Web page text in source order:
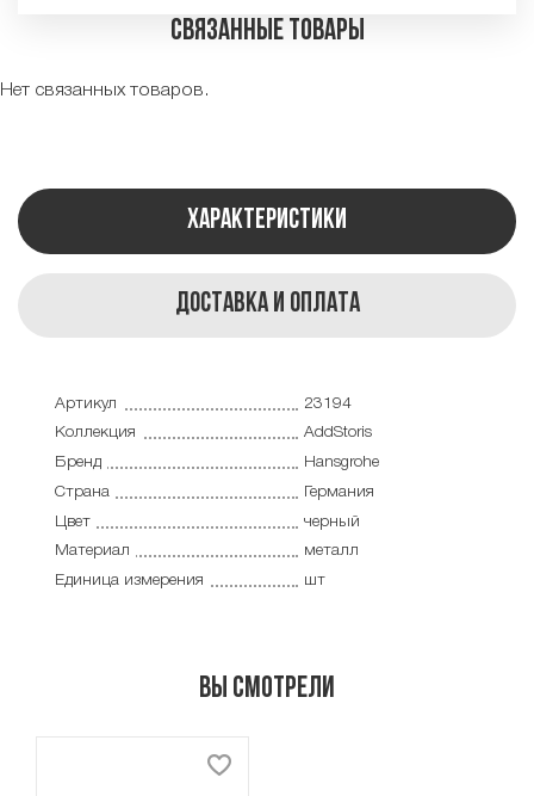
Связанные товары
Нет связанных товаров.
Характеристики
Доставка и оплата
Артикул
23194
Коллекция
AddStoris
Бренд
Hansgrohe
Страна
Германия
Цвет
черный
Материал
металл
Единица измерения
шт
Вы смотрели